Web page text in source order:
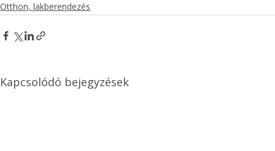
Otthon, lakberendezés
Kapcsolódó bejegyzések